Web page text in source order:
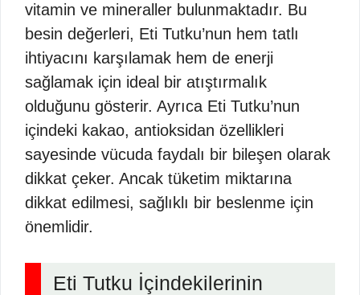
vitamin ve mineraller bulunmaktadır. Bu
besin değerleri, Eti Tutku’nun hem tatlı
ihtiyacını karşılamak hem de enerji
sağlamak için ideal bir atıştırmalık
olduğunu gösterir. Ayrıca Eti Tutku’nun
içindeki kakao, antioksidan özellikleri
sayesinde vücuda faydalı bir bileşen olarak
dikkat çeker. Ancak tüketim miktarına
dikkat edilmesi, sağlıklı bir beslenme için
önemlidir.
Eti Tutku İçindekilerinin